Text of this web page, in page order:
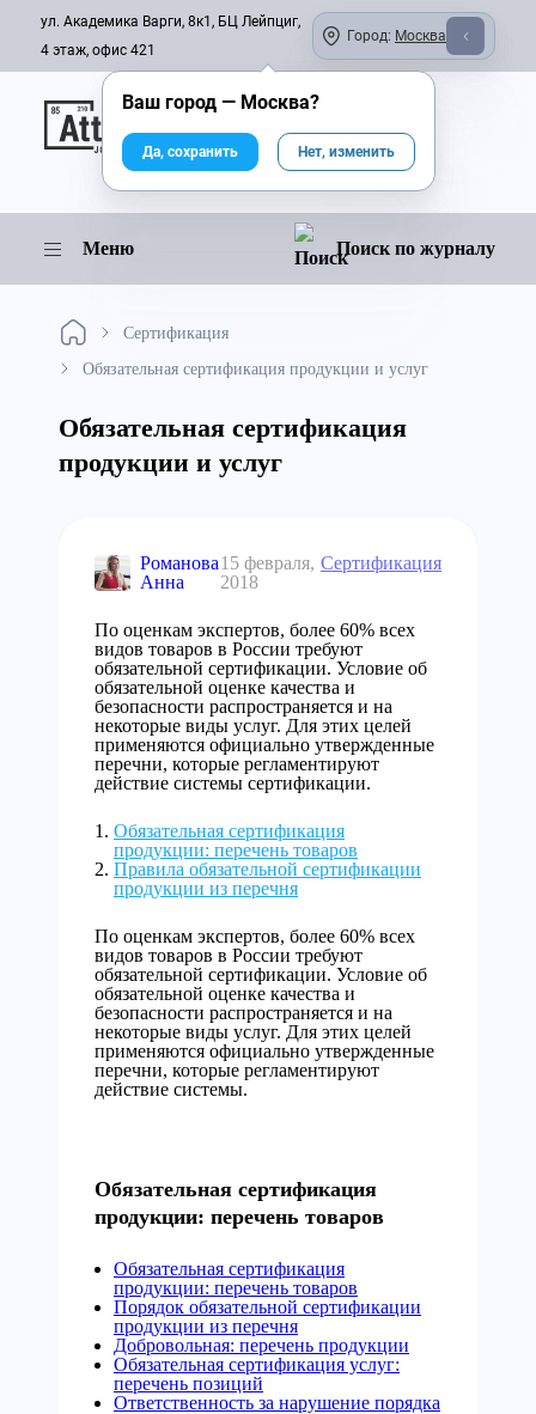
ул. Академика Варги, 8к1, БЦ Лейпциг,
4 этаж, офис 421
Город: Москва
Онлайн-журнал
Меню Поиск по журналу
Сертификация
Обязательная сертификация продукции и услуг
Обязательная сертификация
продукции и услуг
Романова
Анна
15 февраля,
2018
Сертификация
По оценкам экспертов, более 60% всех
видов товаров в России требуют
обязательной сертификации. Условие об
обязательной оценке качества и
безопасности распространяется и на
некоторые виды услуг. Для этих целей
применяются официально утвержденные
перечни, которые регламентируют
действие системы сертификации.
Обязательная сертификация
продукции: перечень товаров
Правила обязательной сертификации
продукции из перечня
По оценкам экспертов, более 60% всех
видов товаров в России требуют
обязательной сертификации. Условие об
обязательной оценке качества и
безопасности распространяется и на
некоторые виды услуг. Для этих целей
применяются официально утвержденные
перечни, которые регламентируют
действие системы.
Обязательная сертификация
продукции: перечень товаров
Обязательная сертификация
продукции: перечень товаров
Порядок обязательной сертификации
продукции из перечня
Добровольная: перечень продукции
Обязательная сертификация услуг:
перечень позиций
Ответственность за нарушение порядка
Ваш город — Москва?
Да, сохранить Нет, изменить